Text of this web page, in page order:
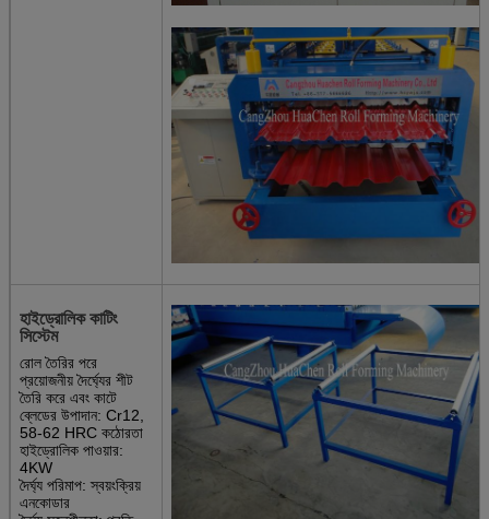
হাইড্রোলিক কাটিং
সিস্টেম
রোল তৈরির পরে
প্রয়োজনীয় দৈর্ঘ্যের শীট
তৈরি করে এবং কাটে
ব্লেডের উপাদান: Cr12,
58-62 HRC কঠোরতা
হাইড্রোলিক পাওয়ার:
4KW
দৈর্ঘ্য পরিমাপ: স্বয়ংক্রিয়
এনকোডার